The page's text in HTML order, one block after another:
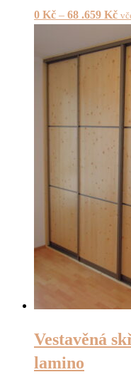
0 Kč – 68 .659 Kč
Vestavěná
lamino